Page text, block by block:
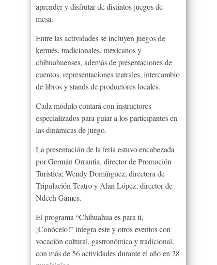
aprender y disfrutar de distintos juegos de
mesa.
Entre las actividades se incluyen juegos de
kermés, tradicionales, mexicanos y
chihuahuenses, además de presentaciones de
cuentos, representaciones teatrales, intercambio
de libros y stands de productores locales.
Cada módulo contará con instructores
especializados para guiar a los participantes en
las dinámicas de juego.
La presentación de la feria estuvo encabezada
por Germán Orrantia, director de Promoción
Turística; Wendy Domínguez, directora de
Tripulación Teatro y Alan López, director de
Ndeeh Games.
El programa “Chihuahua es para ti,
¡Conócelo!” integra este y otros eventos con
vocación cultural, gastronómica y tradicional,
con más de 56 actividades durante el año en 28